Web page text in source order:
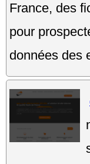
France, des
pour
données des